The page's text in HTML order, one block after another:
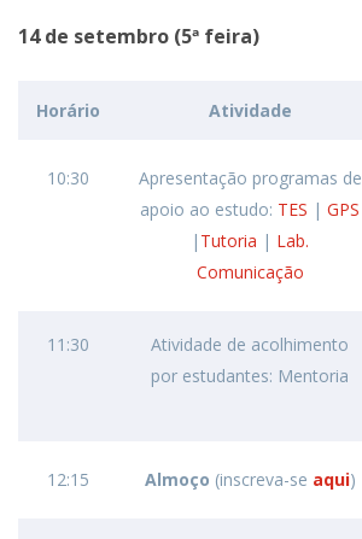
14 de setembro (5ª feira)
Horário Atividade
10:30
Apresentação programas de
apoio ao estudo: TES | GPS
| Tutoria | Lab.
Comunicação
11:30
Atividade de acolhimento
por estudantes: Mentoria
12:15 Almoço (inscreva-se aqui)